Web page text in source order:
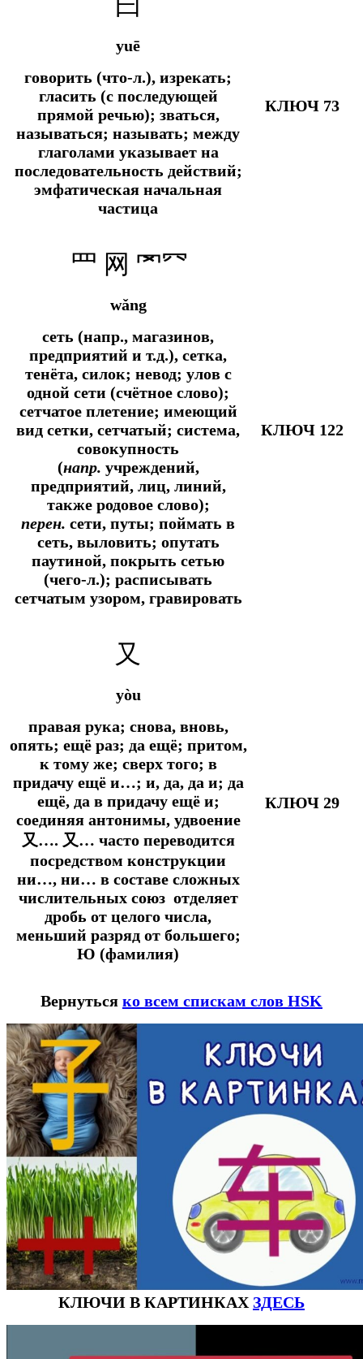
yuē
говорить (что-л.), изрекать;
гласить (с последующей
прямой речью); зваться,
называться; называть; между
глаголами указывает на
последовательность действий;
эмфатическая начальная
частица
КЛЮЧ 73
罒 网 罓⺳
wǎng
сеть (напр., магазинов,
предприятий и т.д.), сетка,
тенёта, силок; невод; улов с
одной сети (счётное слово);
сетчатое плетение; имеющий
вид сетки, сетчатый; система,
совокупность
(напр. учреждений,
предприятий, лиц, линий,
также родовое слово);
перен. сети, путы; поймать в
сеть, выловить; опутать
паутиной, покрыть сетью
(чего-л.); расписывать
сетчатым узором, гравировать
КЛЮЧ 122
又
yòu
правая рука; снова, вновь,
опять; ещё раз; да ещё; притом,
к тому же; сверх того; в
придачу ещё и…; и, да, да и; да
ещё, да в придачу ещё и;
соединяя антонимы, удвоение
又…. 又… часто переводится
посредством конструкции
ни…, ни… в составе сложных
числительных союз отделяет
дробь от целого числа,
меньший разряд от большего;
Ю (фамилия)
КЛЮЧ 29
Вернуться ко всем спискам слов HSK
КЛЮЧИ В КАРТИНКАХ ЗДЕСЬ